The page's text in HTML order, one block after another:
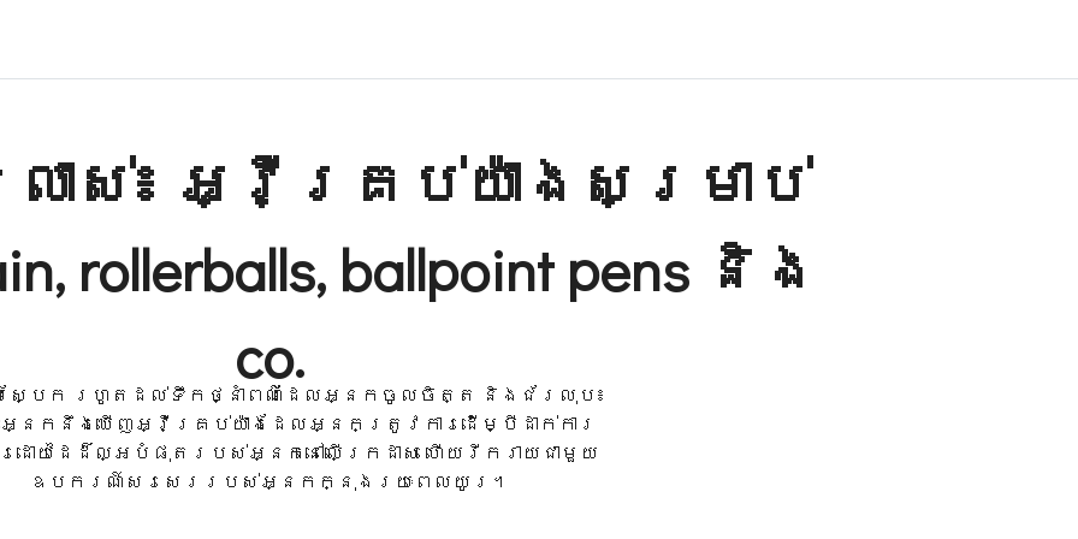
ាស់៖ អ្វីគ្រប់យ៉ាងសម្រាប់
rollerballs, ballpoint pens និង
co.
ស្បែក រហូតដល់ទឹកថ្នាំពណ៌ដែលអ្នកចូលចិត្ត និងជ័រលុប៖
ះអ្នកនឹងឃើញអ្វីគ្រប់យ៉ាងដែលអ្នកត្រូវការដើម្បីដាក់ការ
ដោយដៃដ៏ល្អបំផុតរបស់អ្នកនៅលើក្រដាស ហើយរីករាយជាមួយ
ឧបករណ៍សរសេររបស់អ្នកក្នុងរយៈពេលយូរ។